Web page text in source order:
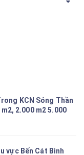
KCN Sóng Thần
2.000 m2 5.000
vực Bến Cát Bình